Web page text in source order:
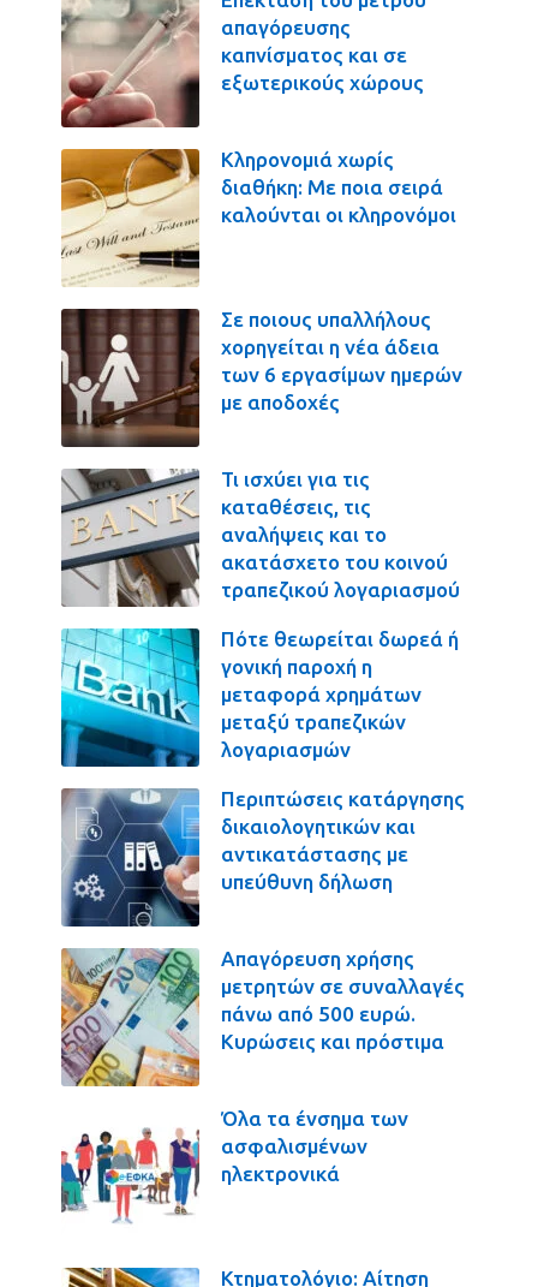
απαγόρευσης
καπνίσματος και σε
εξωτερικούς χώρους
Κληρονομιά χωρίς
διαθήκη: Με ποια σειρά
καλούνται οι κληρονόμοι
Σε ποιους υπαλλήλους
χορηγείται η νέα άδεια
των 6 εργασίμων ημερών
με αποδοχές
Τι ισχύει για τις
καταθέσεις, τις
αναλήψεις και το
ακατάσχετο του κοινού
τραπεζικού λογαριασμού
Πότε θεωρείται δωρεά ή
γονική παροχή η
μεταφορά χρημάτων
μεταξύ τραπεζικών
λογαριασμών
Περιπτώσεις κατάργησης
δικαιολογητικών και
αντικατάστασης με
υπεύθυνη δήλωση
Απαγόρευση χρήσης
μετρητών σε συναλλαγές
πάνω από 500 ευρώ.
Κυρώσεις και πρόστιμα
Όλα τα ένσημα των
ασφαλισμένων
ηλεκτρονικά
Κτηματολόγιο: Αίτηση